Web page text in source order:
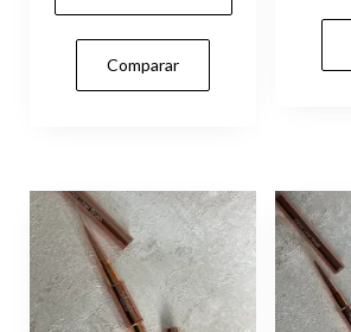
Comparar